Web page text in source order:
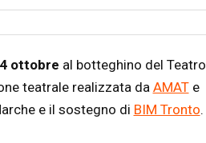
ottobre al botteghino del Teatro
teatrale realizzata da AMATe
e il sostegno di BIM Tronto.